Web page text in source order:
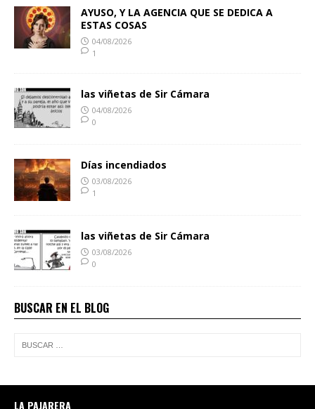
AYUSO, Y LA AGENCIA QUE SE DEDICA A
ESTAS COSAS
04/08/2026
1
las viñetas de Sir Cámara
04/08/2026
0
Días incendiados
03/08/2026
1
las viñetas de Sir Cámara
03/08/2026
0
BUSCAR EN EL BLOG
LA PAJARERA